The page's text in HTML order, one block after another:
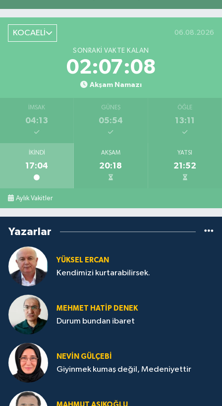
KOCAELİ 06.08.2026
SONRAKI VAKTE KALAN
02:07:08
Akşam Namazı
İMSAK
04:13
GÜNEŞ
05:54
ÖĞLE
13:11
İKINDI
17:04
AKŞAM
20:18
YATSI
21:52
Aylık Vakitler
Yazarlar
YÜKSEL ERCAN
Kendimizi kurtarabilirsek.
MEHMET HATİP DENEK
Durum bundan ibaret
NEVİN GÜLÇEBİ
Giyinmek kumaş değil, Medeniyettir
MAHMUT AŞIKOĞLU